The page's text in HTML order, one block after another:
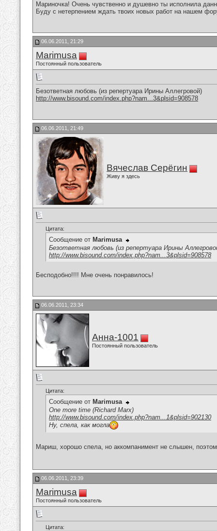
Мариночка! Очень чувственно и душевно ты исполнила
Буду с нетерпением ждать твоих новых работ на нашем
06.06.2011, 21:29
Marimusa
Постоянный пользователь
Безответная любовь (из репертуара Ирины Аллегровой)
http://www.bisound.com/index.php?nam...3&plsid=908578
06.06.2011, 21:49
Вячеслав Серёгин
Живу я здесь
Цитата:
Сообщение от Marimusa
Безответная любовь (из репертуара Ирины
http://www.bisound.com/index.php?nam...3&plsid=908578
Бесподобно!!!! Мне очень понравилось!
06.06.2011, 23:34
Анна-1001
Постоянный пользователь
Цитата:
Сообщение от Marimusa
One more time (Richard Marx)
http://www.bisound.com/index.php?nam...1&plsid=902130
Ну, спела, как могла
Мариш, хорошо спела, но аккомпанимент не слышен,
06.06.2011, 23:39
Marimusa
Постоянный пользователь
Цитата: